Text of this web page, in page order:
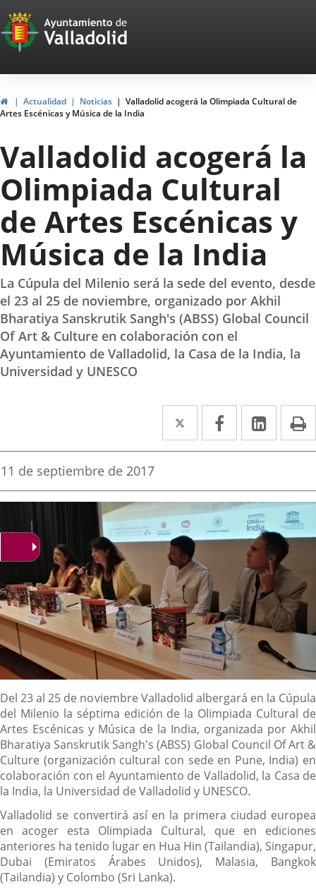
Portal
Web
del
Ayuntamiento
de
Valladolid
HomeActualidad Noticias
Valladolid acogerá la Olimpiada Cultural de
Artes Escénicas y Música de la India
Valladolid acogerá la
Olimpiada Cultural
de Artes Escénicas y
Música de la India
La Cúpula del Milenio será la sede del evento, desde
el 23 al 25 de noviembre, organizado por Akhil
Bharatiya Sanskrutik Sangh's (ABSS) Global Council
Of Art & Culture en colaboración con el
Ayuntamiento de Valladolid, la Casa de la India, la
Universidad y UNESCO
Twitter
Enlace
a
aplicación
externa.
Facebook
Enlace
a
aplicación
externa.
Enlace
a
Fecha
la
11 de septiembre de 2017
Descripción
Del 23 al 25 de noviembre Valladolid albergará en la Cúpula
del Milenio la séptima edición de la Olimpiada Cultural de
Artes Escénicas y Música de la India, organizada por Akhil
Bharatiya Sanskrutik Sangh's (ABSS) Global Council Of Art &
Culture (organización cultural con sede en Pune, India) en
colaboración con el Ayuntamiento de Valladolid, la Casa de
la India, la Universidad de Valladolid y UNESCO.
Valladolid se convertirá así en la primera ciudad europea
en acoger esta Olimpiada Cultural, que en ediciones
anteriores ha tenido lugar en Hua Hin (Tailandia), Singapur,
Dubai (Emiratos Árabes Unidos), Malasia, Bangkok
(Tailandia) y Colombo (Sri Lanka).